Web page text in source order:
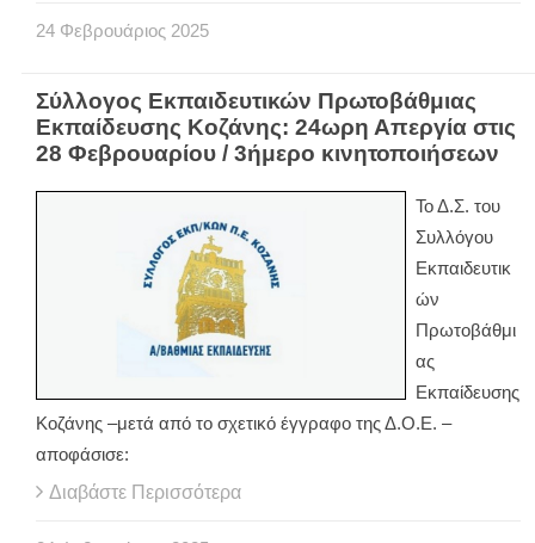
24 Φεβρουάριος 2025
Σύλλογος Εκπαιδευτικών Πρωτοβάθμιας
Εκπαίδευσης Κοζάνης: 24ωρη Απεργία στις
28 Φεβρουαρίου / 3ήμερο κινητοποιήσεων
Το Δ.Σ. του
Συλλόγου
Εκπαιδευτικ
ών
Πρωτοβάθμι
ας
Εκπαίδευσης
Κοζάνης –μετά από το σχετικό έγγραφο της Δ.Ο.Ε. –
αποφάσισε:
Διαβάστε Περισσότερα